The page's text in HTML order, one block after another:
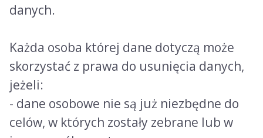
danych.
Każda osoba której dane dotyczą może
skorzystać z prawa do usunięcia danych,
jeżeli:
- dane osobowe nie są już niezbędne do
celów, w których zostały zebrane lub w